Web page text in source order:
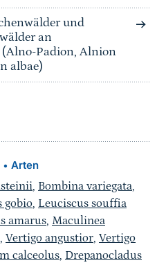
und
an
(Alno-Padion, Alnion
albae)
• Arten
, Bombina variegata,
gobio, Leuciscus souffia
amarus, Maculinea
, Vertigo angustior, Vertigo
calceolus, Drepanocladus